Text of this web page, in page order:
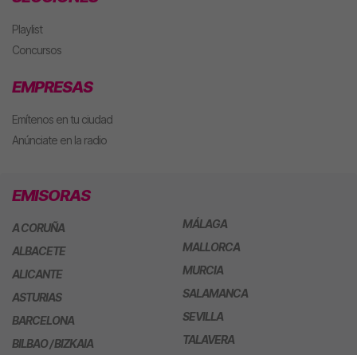
Playlist
Concursos
EMPRESAS
Emítenos en tu ciudad
Anúnciate en la radio
EMISORAS
A CORUÑA
ALBACETE
ALICANTE
ASTURIAS
BARCELONA
BILBAO / BIZKAIA
MÁLAGA
MALLORCA
MURCIA
SALAMANCA
SEVILLA
TALAVERA